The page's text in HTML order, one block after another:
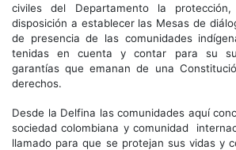
civiles del Departamento la protección,
disposición a establecer las Mesas de
de presencia de las comunidades
tenidas en cuenta y contar para su
garantías que emanan de una
derechos.
Desde la Delfina las comunidades aquí
sociedad colombiana y comunidad
llamado para que se protejan sus vidas y